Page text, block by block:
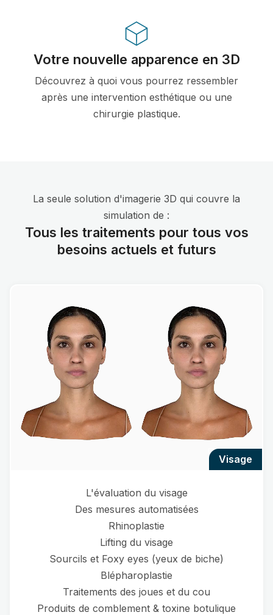
Votre nouvelle apparence en 3D
Découvrez à quoi vous pourrez ressembler
après une intervention esthétique ou une
chirurgie plastique.
La seule solution d'imagerie 3D qui couvre la
simulation de :
Tous les traitements pour tous vos
besoins actuels et futurs
visage
L'évaluation du visage
Des mesures automatisées
Rhinoplastie
Lifting du visage
Sourcils et Foxy eyes (yeux de biche)
Blépharoplastie
Traitements des joues et du cou
Produits de comblement & toxine botulique